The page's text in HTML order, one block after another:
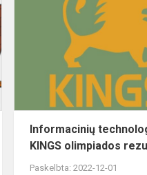
konkurso
rezultatai
Informacinių
KINGS olimpiados
Paskelbta: 2022-12-01